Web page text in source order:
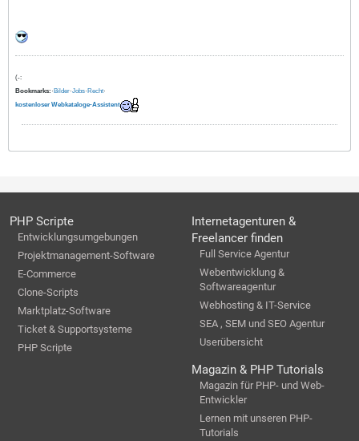
(-:
Bookmarks: · Bilder·Jobs· Recht·
kostenloser Webkataloge-Assistent
PHP Scripte
Entwicklungsumgebungen
Projektmanagement-Software
E-Commerce
Clone-Scripts
Marktplatz-Software
Ticket & Supportsysteme
PHP Scripte
Internetagenturen &
Freelancer finden
Full Service Agentur
Webentwicklung &
Softwareagentur
Webhosting & IT-Service
SEA , SEM und SEO Agentur
Userübersicht
Magazin & PHP Tutorials
Magazin für PHP- und Web-
Entwickler
Lernen mit unseren PHP-
Tutorials